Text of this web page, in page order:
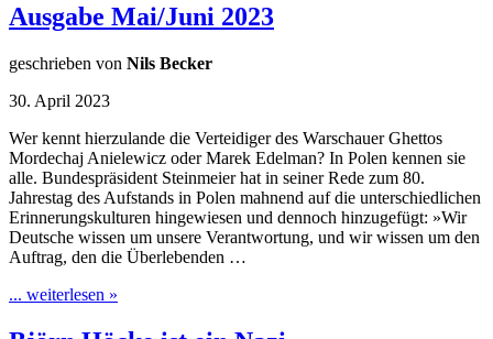
Ausgabe Mai/Juni 2023
geschrieben von Nils Becker
30. April 2023
Wer kennt hierzulande die Verteidiger des Warschauer Ghettos
Mordechaj Anielewicz oder Marek Edelman? In Polen kennen sie
alle. Bundespräsident Steinmeier hat in seiner Rede zum 80.
Jahrestag des Aufstands in Polen mahnend auf die unterschiedlichen
Erinnerungskulturen hingewiesen und dennoch hinzugefügt: »Wir
Deutsche wissen um unsere Verantwortung, und wir wissen um den
Auftrag, den die Überlebenden …
... weiterlesen »